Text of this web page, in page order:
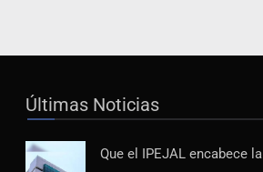
Últimas Noticias
Que el IPEJAL encabece la